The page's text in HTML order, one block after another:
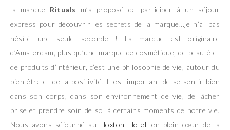
la marque Rituals m’a proposé de participer à un séjour
express pour découvrir les secrets de la marque…je n’ai pas
hésité une seule seconde ! La marque est originaire
d’Amsterdam, plus qu’une marque de cosmétique, de beauté et
de produits d’intérieur, c’est une philosophie de vie, autour du
bien être et de la positivité. Il est important de se sentir bien
dans son corps, dans son environnement de vie, de lâcher
prise et prendre soin de soi à certains moments de notre vie.
Nous avons séjourné au Hoxton Hotel , en plein cœur de la